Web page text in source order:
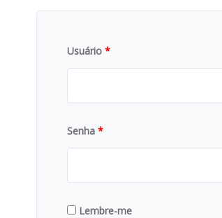
Usuário *
Senha *
Lembre-me